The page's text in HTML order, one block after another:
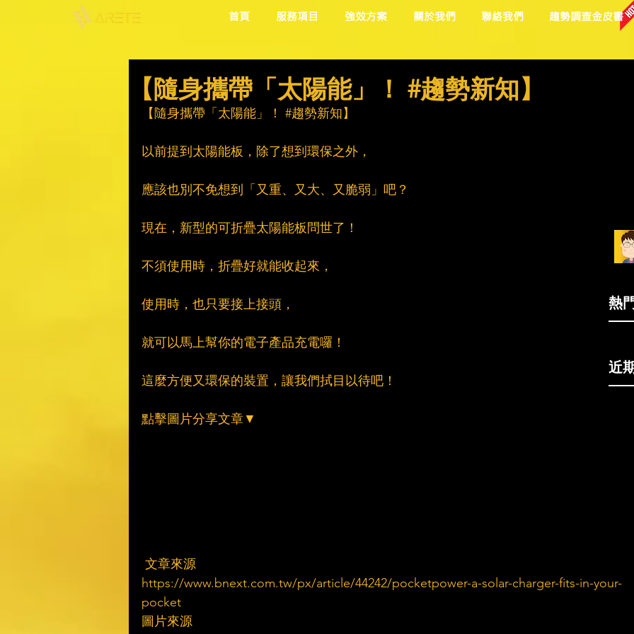
首頁 服務項目 強效方案 關於我們 聯絡我們 趨勢調查金皮書
【隨身攜帶「太陽能」！ #趨勢新知】
【隨身攜帶「太陽能」！ #趨勢新知】
以前提到太陽能板，除了想到環保之外，
應該也別不免想到「又重、又大、又脆弱」吧？
現在，新型的可折疊太陽能板問世了！
不須使用時，折疊好就能收起來，
使用時，也只要接上接頭，
就可以馬上幫你的電子產品充電囉！
這麼方便又環保的裝置，讓我們拭目以待吧！
點擊圖片分享文章▼
文章來源
https://www.bnext.com.tw/px/article/44242/pocketpower-a-solar-charger-fits-in-your-
pocket
圖片來源
熱
近